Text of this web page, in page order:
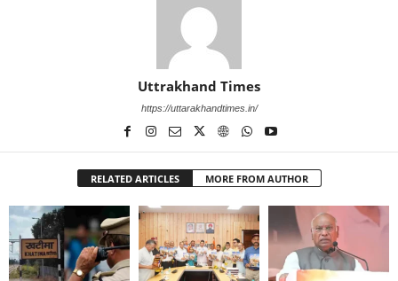
Uttrakhand Times
https://uttarakhandtimes.in/
RELATED ARTICLES MORE FROM AUTHOR